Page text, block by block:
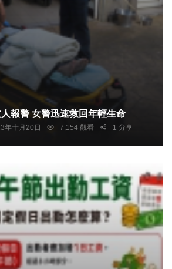
驚見燒炭影片友人報警 女警迅速救回年輕生命
年十月20日 7,154 觀看 1 分享